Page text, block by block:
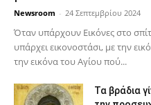
Newsroom - 24 Σεπτεμβρίου 2024
Όταν υπάρχουν Εικόνες στο
υπάρχει εικονοστάσι, με την
την εικόνα του Αγίου πού...
Τα βράδια